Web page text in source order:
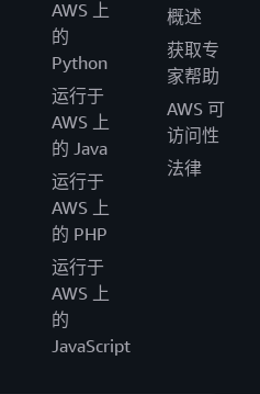
AWS 上
的
Python
运行于
AWS 上
的 Java
运行于
AWS 上
的 PHP
运行于
AWS 上
的
JavaScript
概述
获取专
家帮助
AWS 可
访问性
法律